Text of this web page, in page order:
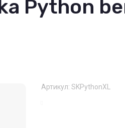
Python
Артикул: SKPythonXL